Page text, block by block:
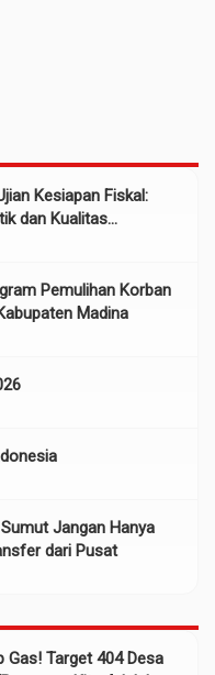
Kesiapan Fiskal:
dan Kualitas
Pemulihan Korban
Madina
Jangan Hanya
dari Pusat
Gas! Target 404 Desa